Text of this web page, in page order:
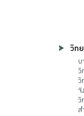
วิท
บ
วิ
วิ
วิ